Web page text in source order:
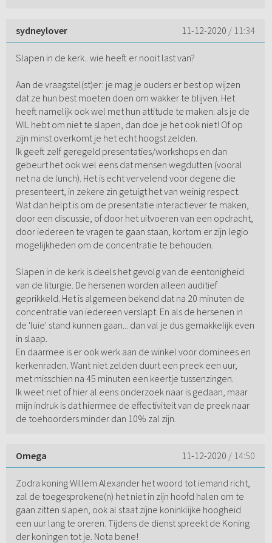
sydneylover 11-12-2020 / 11:34
Slapen in de kerk.. wie heeft er nooit last van?
Aan de vraagstel(st)er: je mag je ouders er best op wijzen
dat ze hun best moeten doen om wakker te blijven. Het
heeft namelijk ook wel met hun attitude te maken: als je de
WIL hebt om niet te slapen, dan doe je het ook niet! Of op
zijn minst overkomt je het echt hoogst zelden.
Ik geeft zelf geregeld presentaties/workshops en dan
gebeurt het ook wel eens dat mensen wegdutten (vooral
net na de lunch). Het is echt vervelend voor degene die
presenteert, in zekere zin getuigt het van weinig respect.
Wat dan helpt is om de presentatie interactiever te maken,
door een discussie, of door het uitvoeren van een opdracht,
door iedereen te vragen te gaan staan, kortom er zijn legio
mogelijkheden om de concentratie te behouden.
Slapen in de kerk is deels het gevolg van de eentonigheid
van de liturgie. De hersenen worden alleen auditief
geprikkeld. Het is algemeen bekend dat na 20 minuten de
concentratie van iedereen verslapt. En als de hersenen in
de 'luie' stand kunnen gaan... dan val je dus gemakkelijk even
in slaap.
En daarmee is er ook werk aan de winkel voor dominees en
kerkenraden. Want niet zelden duurt een preek een uur,
met misschien na 45 minuten een keertje tussenzingen.
Ik weet niet of hier al eens onderzoek naar is gedaan, maar
mijn indruk is dat hiermee de effectiviteit van de preek naar
de toehoorders minder dan 10% zal zijn.
Omega 11-12-2020 / 14:50
Zodra koning Willem Alexander het woord tot iemand richt,
zal de toegesprokene(n) het niet in zijn hoofd halen om te
gaan zitten slapen, ook al staat zijne koninklijke hoogheid
een uur lang te oreren. Tijdens de dienst spreekt de Koning
der koningen tot je. Nota bene!